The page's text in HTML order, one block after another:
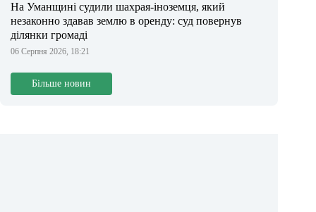
На Уманщині судили шахрая-іноземця, який
незаконно здавав землю в оренду: суд повернув
ділянки громаді
06 Серпня 2026, 18:21
Більше новин